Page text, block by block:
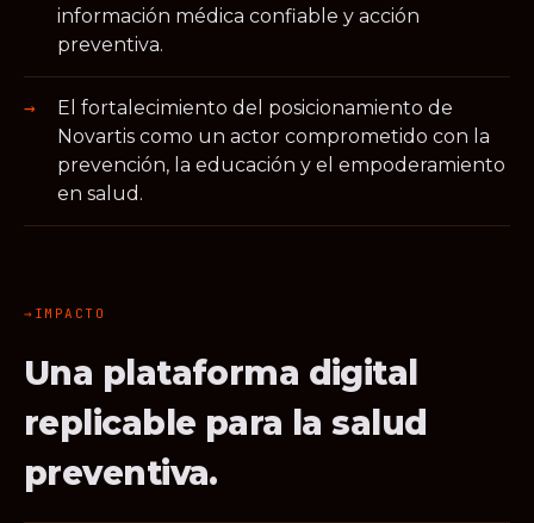
información médica confiable y acción
preventiva.
El fortalecimiento del posicionamiento de
Novartis como un actor comprometido con la
prevención, la educación y el empoderamiento
en salud.
IMPACTO
Una plataforma digital
replicable para la salud
preventiva.